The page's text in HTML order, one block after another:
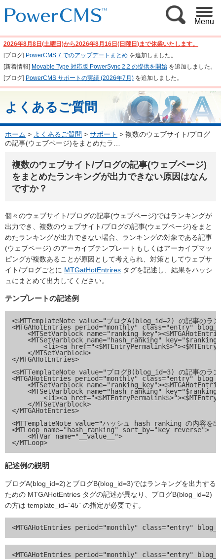
Menu
2026年8月8日(土曜日)から2026年8月16日(日曜日)まで休業いたします。
[ブログ] PowerCMS 7 でのアップデートまとめ を追加しました。
[新着情報] Movable Type 対応版 PowerSync 2.2 の提供を開始を追加しました。
[ブログ] PowerCMS サポートの実績 (2026年7月)を追加しました。
よくあるご質問
ホーム > よくあるご質問 > サポート > 複数のウェブサイト/ブログ
の記事(ウェブページ)をまとめたラ…
複数のウェブサイト/ブログの記事(ウェブページ)
をまとめたランキングが出力できない原因はなん
ですか？
個々のウェブサイト/ブログの記事(ウェブページ)ではランキングが
出力でき、複数のウェブサイト/ブログの記事(ウェブページ)をまと
めたランキングが出力できない場合、ランキングの対象である記事
(ウェブページ) のアーカイブテンプレートもしくはアーカイブマッ
ピングが複数あることが原因として考えられ、対策としてウェブサ
イト/ブログごとに MTGatHotEntrires タグを記述し、結果をハッシ
ュにまとめて出力してください。
テンプレートの記述例
<$MTTemplateNote value="ブログA(blog_id=2) の記事のラ
<MTGAHotEntries period="monthly" class="entry"
<MTSetVarblock
<MTSetVarblock name="hash_ranking"
<li><a
    </MTSetVarblock>
</MTGAHotEntries>
<$MTTemplateNote value="ブログB(blog_id=3) の記事のラ
<MTGAHotEntries period="monthly" class="entry"
<MTSetVarblock
<MTSetVarblock name="hash_ranking"
<li><a
    </MTSetVarblock>
</MTGAHotEntries>
<MTTemplateNote value="ハッシュ hash_ranking の内容を出
<MTLoop name="hash_ranking" sort_by="key reverse">
    <MTVar name="__value__">
記述例の説明
ブログA(blog_id=2)とブログB(blog_id=3)ではランキングを出力する
ための MTGAHotEntries タグの記述が異なり、ブログB(blog_id=2)
の方は template_id=”45” の指定が必要です。